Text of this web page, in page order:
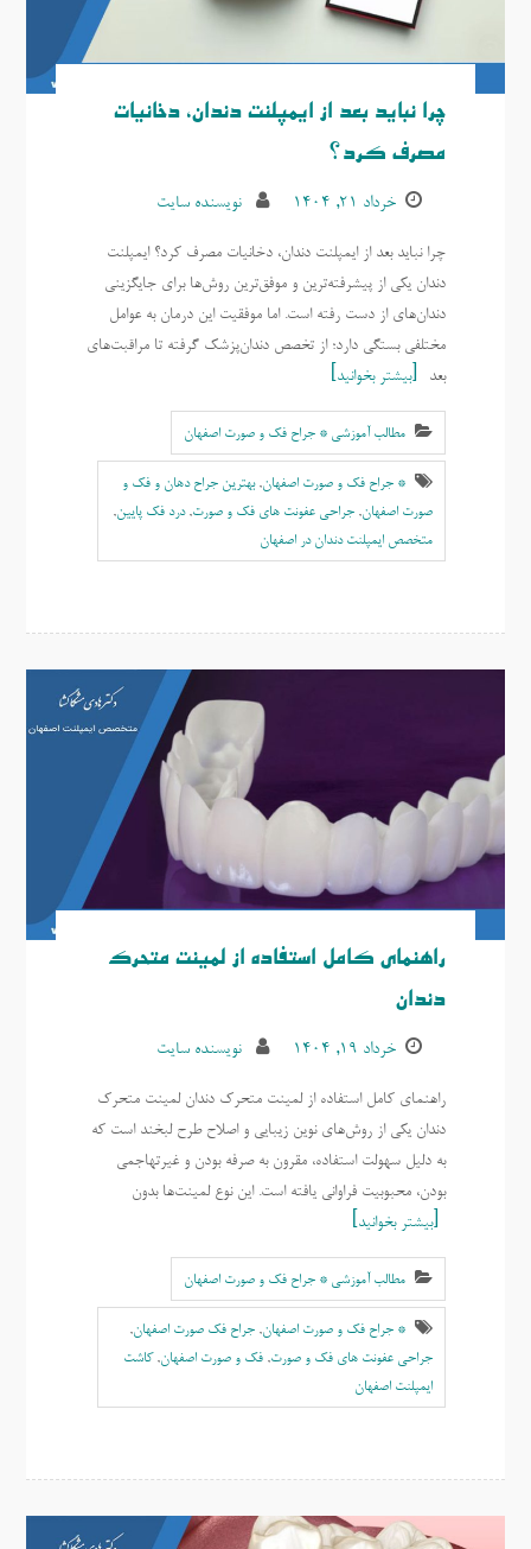
چرا نباید بعد از ایمپلنت دندان، دخانیات
مصرف کرد؟
خرداد ۲۱, ۱۴۰۴ نویسنده سایت
چرا نباید بعد از ایمپلنت دندان، دخانیات مصرف کرد؟ ایمپلنت
دندان یکی از پیشرفته‌ترین و موفق‌ترین روش‌ها برای جایگزینی
دندان‌های از دست رفته است. اما موفقیت این درمان به عوامل
مختلفی بستگی دارد؛ از تخصص دندان‌پزشک گرفته تا مراقبت‌های
بعد
بیشتر بخوانید
مطالب آموزشی * جراح فک و صورت اصفهان
* جراح فک و صورت اصفهان,بهترين جراح دهان و فک و
صورت اصفهان, جراحی عفونت های فک و صورت,درد فک پایین,
متخصص ایمپلنت دندان در اصفهان
راهنمای کامل استفاده از لمینت متحرک
دندان
خرداد ۱۹, ۱۴۰۴ نویسنده سایت
راهنمای کامل استفاده از لمینت متحرک دندان لمینت متحرک
دندان یکی از روش‌های نوین زیبایی و اصلاح طرح لبخند است که
به دلیل سهولت استفاده، مقرون به صرفه بودن و غیرتهاجمی
بودن، محبوبیت فراوانی یافته است. این نوع لمینت‌ها بدون
بیشتر بخوانید
مطالب آموزشی * جراح فک و صورت اصفهان
* جراح فک و صورت اصفهان, جراح فک صورت اصفهان,
جراحی عفونت های فک و صورت, فک و صورت اصفهان,کاشت
ایمپلنت اصفهان